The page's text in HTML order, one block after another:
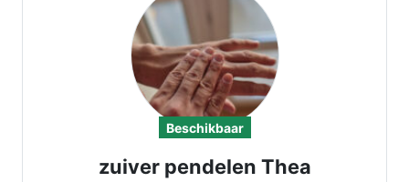
Beschikbaar
zuiver pendelen Thea